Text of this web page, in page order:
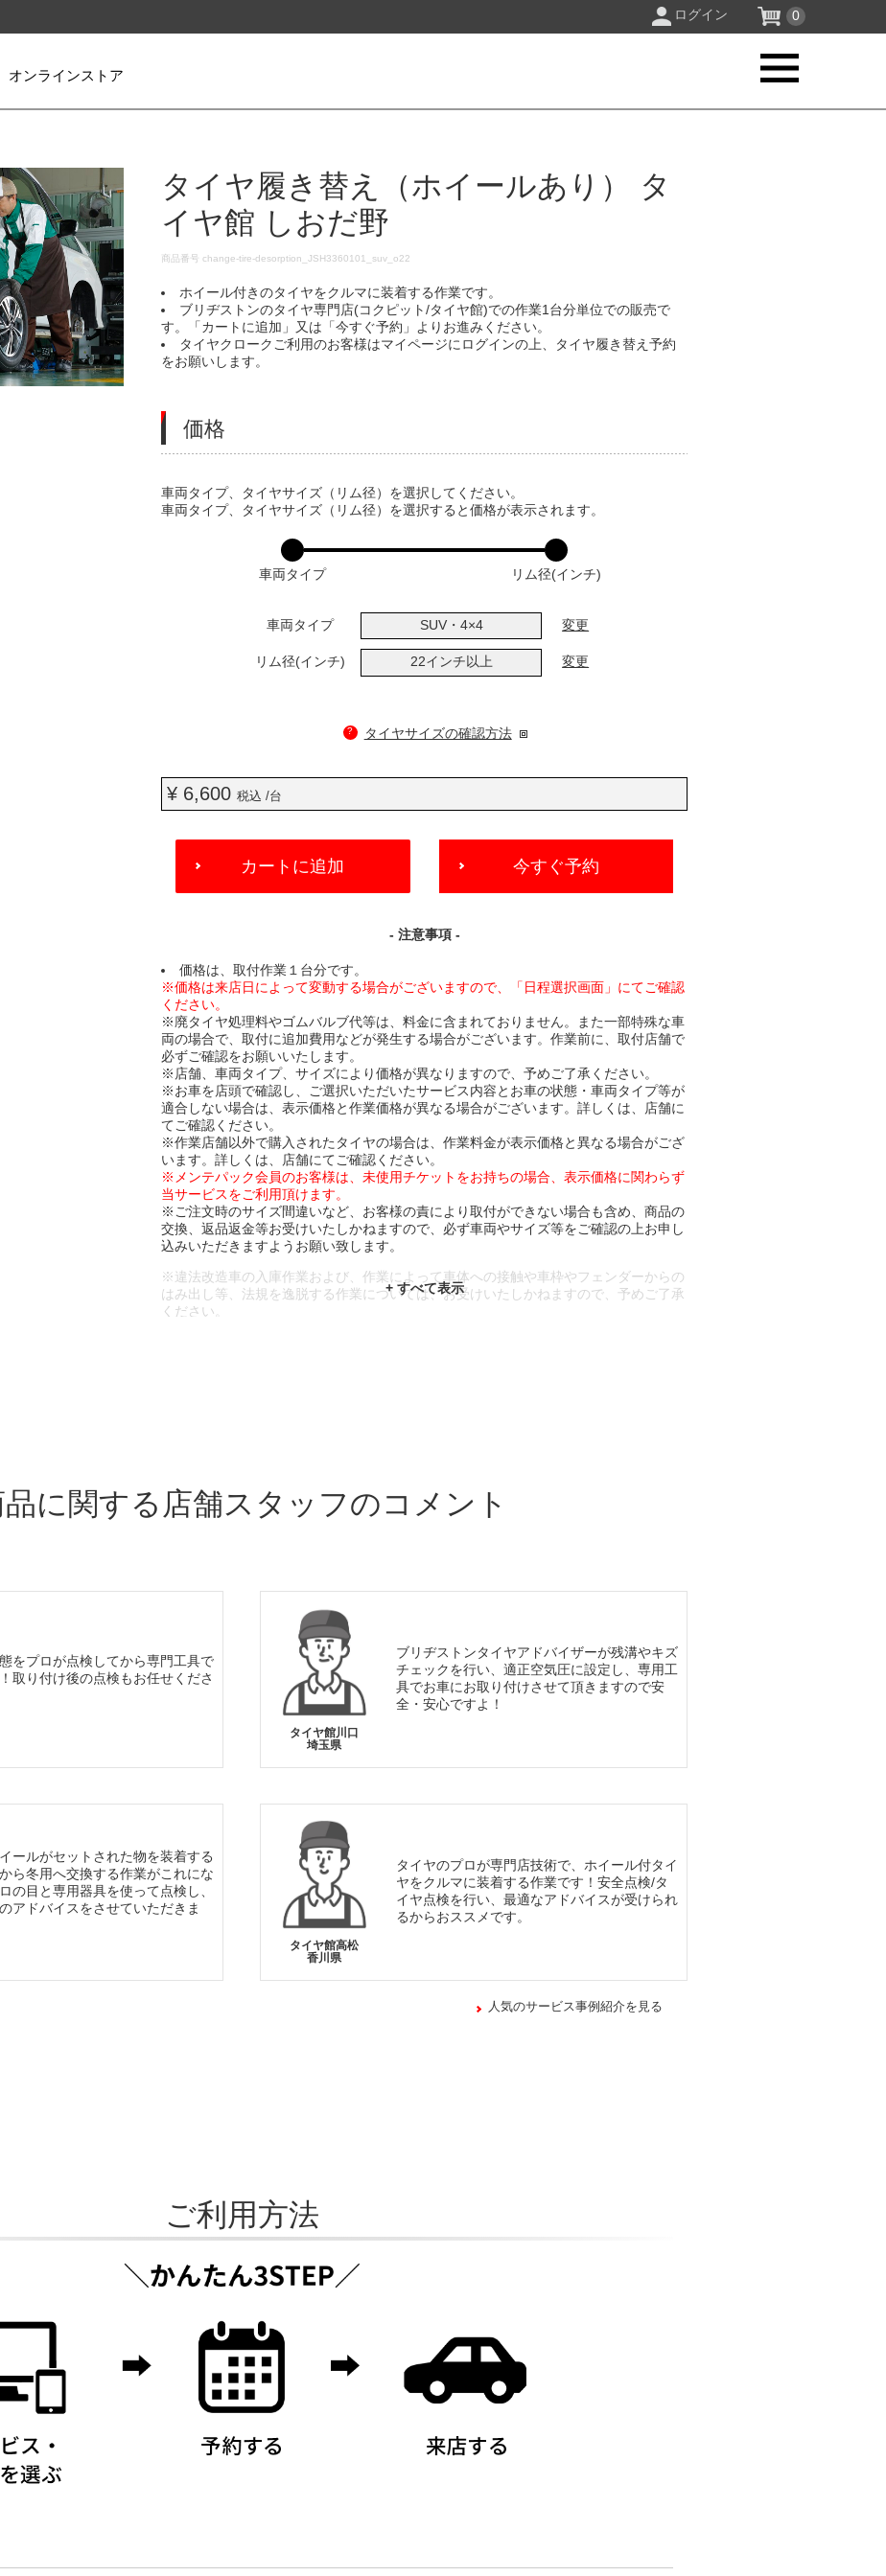
ログイン 0
ンラインストア
タイヤ履き替え（ホイールあり） タ
イヤ館 しおだ野
DETAILS
商品番号change-tire-desorption_JSH3360101_suv_o22
ホイール付きのタイヤをクルマに装着する作業です。
ブリヂストンのタイヤ専門店(コクピット/タイヤ館)での作業1台分単位での販売で
す。「カートに追加」又は「今すぐ予約」よりお進みください。
タイヤクロークご利用のお客様はマイページにログインの上、タイヤ履き替え予約
をお願いします。
価格
VARIATIONS
車両タイプ、タイヤサイズ（リム径）を選択してください。
車両タイプ、タイヤサイズ（リム径）を選択すると価格が表示されます。
車両タイプ リム径(インチ)
車両タイプ SUV・4×4 変更
リム径(インチ) 22インチ以上 変更
? タイヤサイズの確認方法
¥ 6,600税込 /台
ADD
CART
カートに追加 今すぐ予約
- 注意事項 -
価格は、取付作業１台分です。
※価格は来店日によって変動する場合がございますので、「日程選択画面」にてご確認
ください。
※廃タイヤ処理料やゴムバルブ代等は、料金に含まれておりません。また一部特殊な車
両の場合で、取付に追加費用などが発生する場合がございます。作業前に、取付店舗で
必ずご確認をお願いいたします。
※店舗、車両タイプ、サイズにより価格が異なりますので、予めご了承ください。
※お車を店頭で確認し、ご選択いただいたサービス内容とお車の状態・車両タイプ等が
適合しない場合は、表示価格と作業価格が異なる場合がございます。詳しくは、店舗に
てご確認ください。
※作業店舗以外で購入されたタイヤの場合は、作業料金が表示価格と異なる場合がござ
います。詳しくは、店舗にてご確認ください。
※メンテパック会員のお客様は、未使用チケットをお持ちの場合、表示価格に関わらず
当サービスをご利用頂けます。
※ご注文時のサイズ間違いなど、お客様の責により取付ができない場合も含め、商品の
交換、返品返金等お受けいたしかねますので、必ず車両やサイズ等をご確認の上お申し
込みいただきますようお願い致します。
※違法改造車の入庫作業および、作業によって車体への接触や車枠やフェンダーからの
はみ出し等、法規を逸脱する作業については、お受けいたしかねますので、予めご了承
ください。
に関する店舗スタッフのコメント
をプロが点検してから専門工具で
取り付け後の点検もお任せくださ
タイヤ館川口
埼玉県
ブリヂストンタイヤアドバイザーが残溝やキズ
チェックを行い、適正空気圧に設定し、専用工
具でお車にお取り付けさせて頂きますので安
全・安心ですよ！
ールがセットされた物を装着する
ら冬用へ交換する作業がこれにな
の目と専用器具を使って点検し、
アドバイスをさせていただきま
タイヤ館高松
香川県
タイヤのプロが専門店技術で、ホイール付タイ
ヤをクルマに装着する作業です！安全点検/タ
イヤ点検を行い、最適なアドバイスが受けられ
るからおススメです。
人気のサービス事例紹介を見る
ご利用方法